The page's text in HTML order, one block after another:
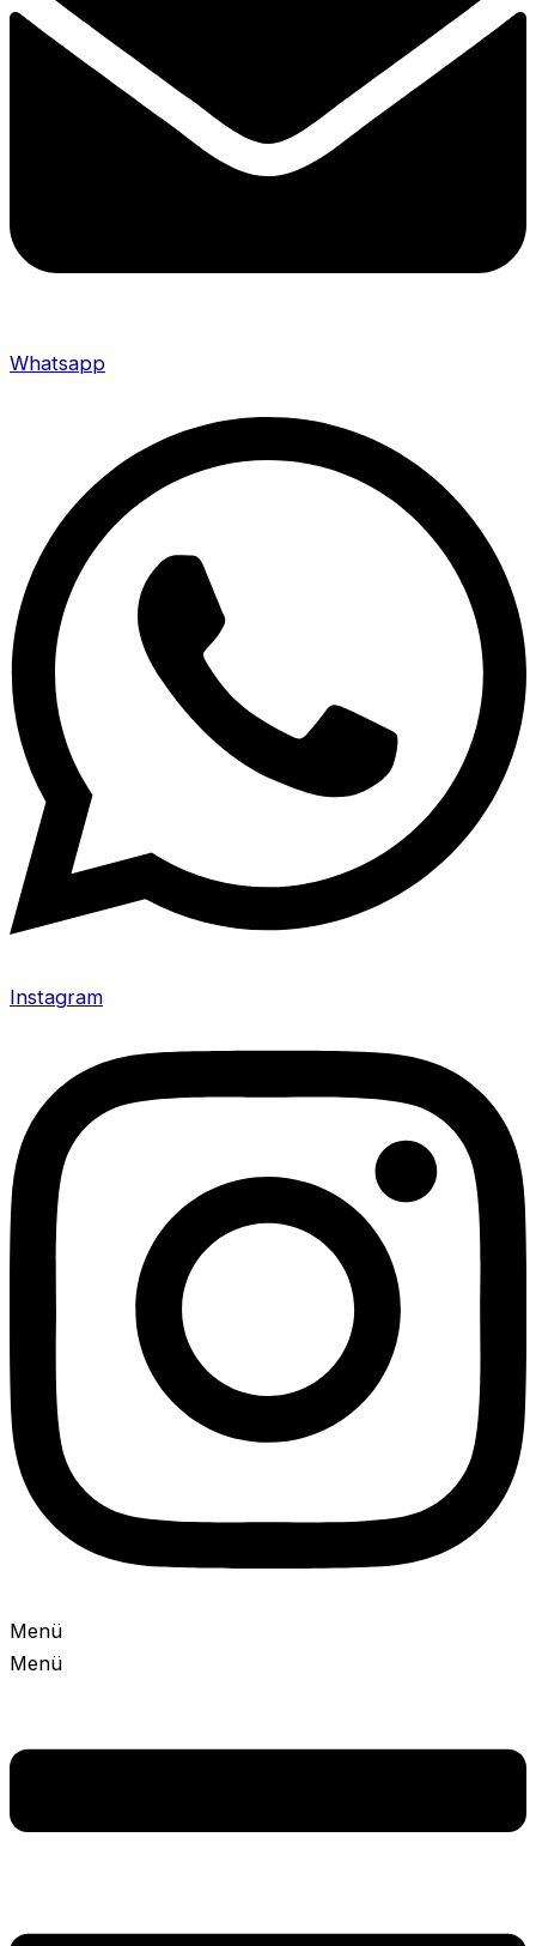
Whatsapp
Instagram
Menü
Menü